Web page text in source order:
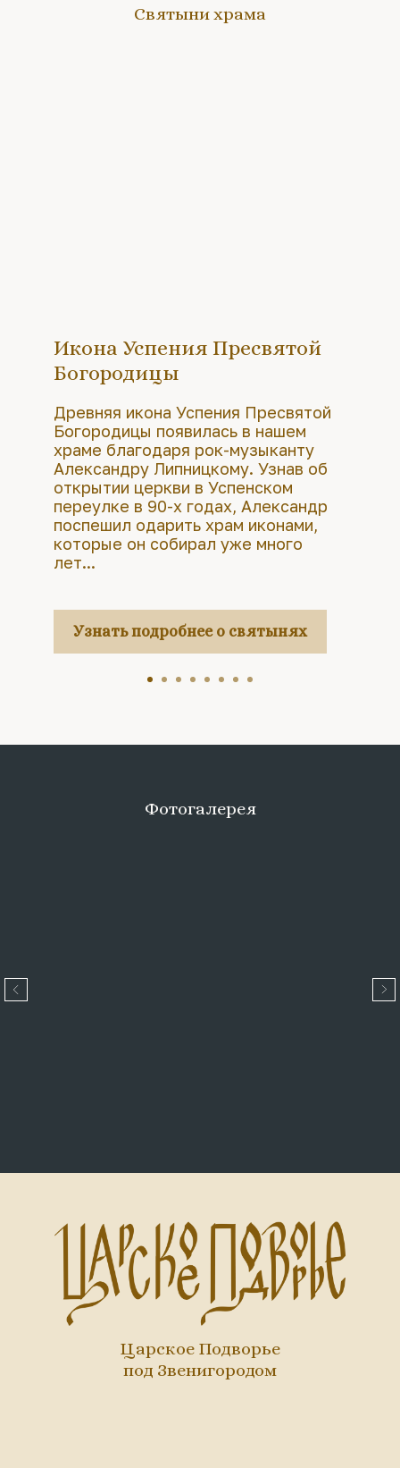
Святыни храма
Икона Успения Пресвятой
Богородицы
Древняя икона Успения Пресвятой
Богородицы появилась в нашем
храме благодаря рок-музыканту
Александру Липницкому. Узнав об
открытии церкви в Успенском
переулке в 90-х годах, Александр
поспешил одарить храм иконами,
которые он собирал уже много
лет...
Узнать подробнее о святынях
Фотогалерея
Царское Подворье
под Звенигородом